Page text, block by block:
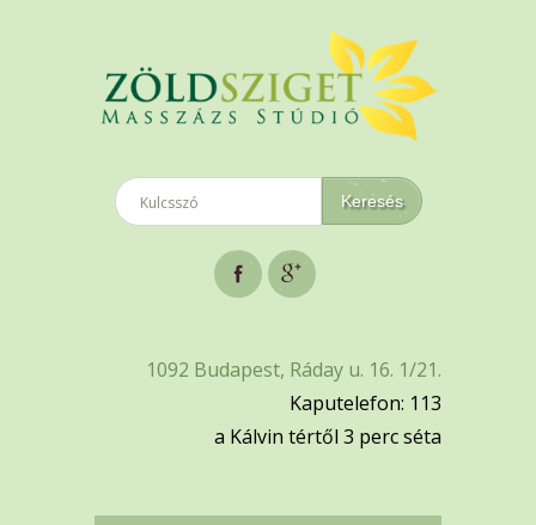
1092 Budapest, Ráday u. 16. 1/21.
Kaputelefon: 113
a Kálvin tértől 3 perc séta